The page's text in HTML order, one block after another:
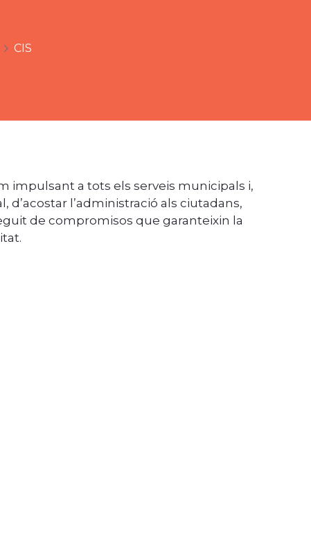
CIS
impulsant a tots els serveis municipals i,
l’administració als ciutadans,
de compromisos que garanteixin la